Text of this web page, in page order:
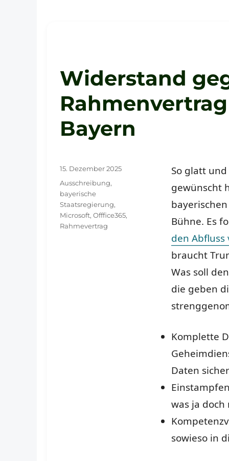
Widerstand
Bayern
So glatt
gewünscht
Bühne. Es
den Abfluss
braucht
Was soll
die geben
Komplette
Daten
was ja
sowieso in
Veröffentlicht
am
15. Dezember 2025
Schlagwörter
Ausschreibung,
bayerische
Staatsregierung,
Microsoft, Offfice365,
Rahmevertrag